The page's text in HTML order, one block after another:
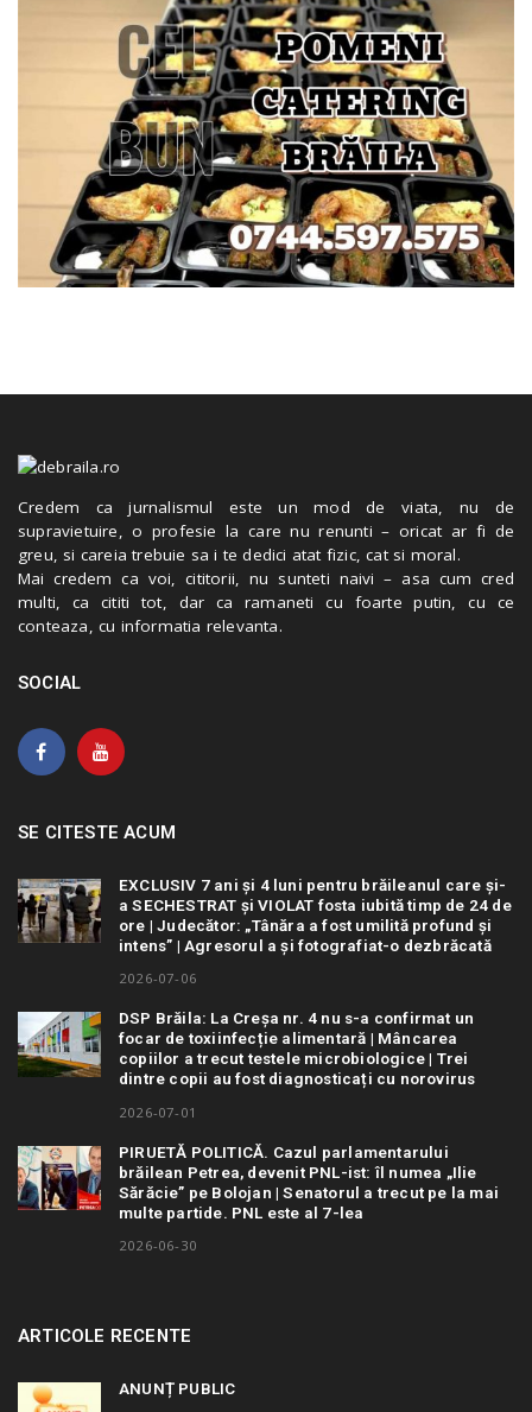
Credem ca jurnalismul este un mod de viata, nu de
supravietuire, o profesie la care nu renunti – oricat ar fi de
greu, si careia trebuie sa i te dedici atat fizic, cat si moral.
Mai credem ca voi, cititorii, nu sunteti naivi – asa cum cred
multi, ca cititi tot, dar ca ramaneti cu foarte putin, cu ce
conteaza, cu informatia relevanta.
SOCIAL
SE CITESTE ACUM
EXCLUSIV 7 ani și 4 luni pentru brăileanul care și-
a SECHESTRAT și VIOLAT fosta iubită timp de 24 de
ore | Judecător: „Tânăra a fost umilită profund și
intens” | Agresorul a și fotografiat-o dezbrăcată
2026-07-06
DSP Brăila: La Creșa nr. 4 nu s-a confirmat un
focar de toxiinfecție alimentară | Mâncarea
copiilor a trecut testele microbiologice | Trei
dintre copii au fost diagnosticați cu norovirus
2026-07-01
PIRUETĂ POLITICĂ. Cazul parlamentarului
brăilean Petrea, devenit PNL-ist: îl numea „Ilie
Sărăcie” pe Bolojan | Senatorul a trecut pe la mai
multe partide. PNL este al 7-lea
2026-06-30
ARTICOLE RECENTE
ANUNȚ PUBLIC